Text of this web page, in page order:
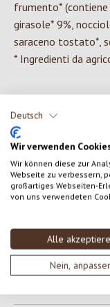
Deutsch
Wir verwenden
Wir können diese zur
Webseite zu verbessern,
großartiges Webseiten-
von uns verwendeten
Alle
Nein,
frumento* (contiene
girasole* 9%,
saraceno tostato*,
* Ingredienti da
0 di 0 valutazioni
Valutazione media
Formula una
Condividi le tue
SCRIVERE UNA
Visualizza le